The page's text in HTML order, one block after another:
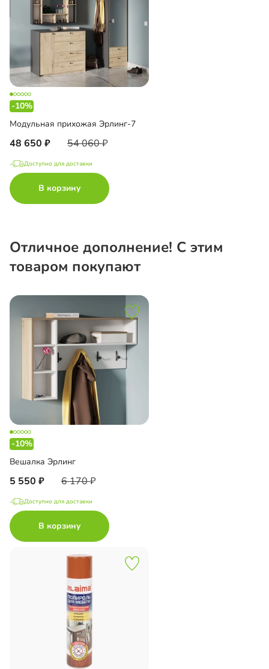
-10%
Модульная прихожая Эрлинг-7
48 650 54 060
Доступно для доставки
В корзину
Отличное дополнение! С этим
товаром покупают
-10%
Вешалка Эрлинг
5 550 6 170
Доступно для доставки
В корзину